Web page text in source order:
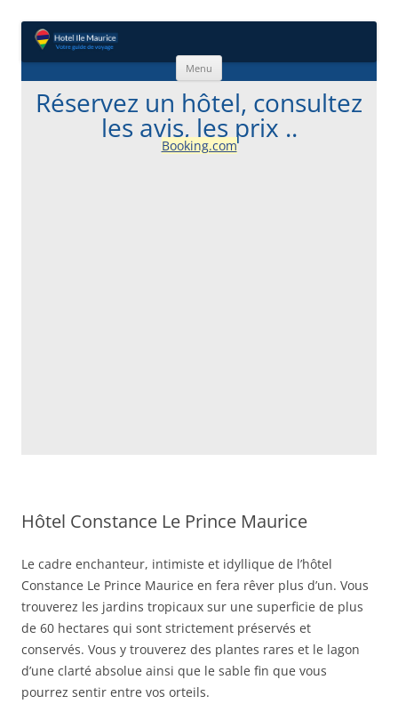
Menu Aller au contenu
Réservez un hôtel, consultez
les avis, les prix ..
Booking.com
Hôtel Constance Le Prince Maurice
Le cadre enchanteur, intimiste et idyllique de l’hôtel
Constance Le Prince Maurice en fera rêver plus d’un. Vous
trouverez les jardins tropicaux sur une superficie de plus
de 60 hectares qui sont strictement préservés et
conservés. Vous y trouverez des plantes rares et le lagon
d’une clarté absolue ainsi que le sable fin que vous
pourrez sentir entre vos orteils.